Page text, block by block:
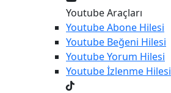
Youtube Araçları
YoutubeAbone Hilesi
Youtube Beğeni Hilesi
YoutubeYorum Hilesi
Youtubeİzlenme Hilesi